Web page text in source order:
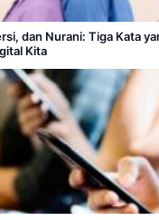
dan Nurani: Tiga Kata
Kita